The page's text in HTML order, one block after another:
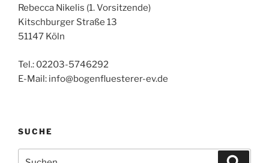
Rebecca Nikelis (1. Vorsitzende)
Kitschburger Straße 13
51147 Köln
Tel.: 02203-5746292
E-Mail: info@bogenfluesterer-ev.de
SUCHE